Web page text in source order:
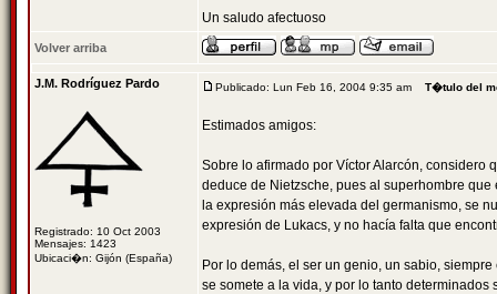
Un saludo afectuoso
Volver arriba
J.M. Rodríguez Pardo
Registrado: 10 Oct 2003
Mensajes: 1423
Ubicaci�n: Gijón (España)
Publicado: Lun Feb 16, 2004 9:35 am T�tulo del
Estimados amigos:
Sobre lo afirmado por Víctor Alarcón, considero
deduce de Nietzsche, pues al superhombre
la expresión más elevada del germanismo, se
expresión de Lukacs, y no hacía falta que
Por lo demás, el ser un genio, un sabio,
se somete a la vida, y por lo tanto